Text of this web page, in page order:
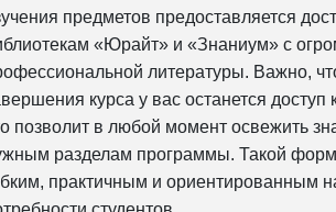
предметов предоставляется
«Юрайт» и «Знаниум» с
литературы. Важно,
курса у вас останется
позволит в любой момент освежить
разделам программы. Такой
практичным и ориентированным